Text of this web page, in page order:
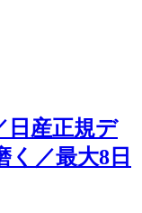
日産正規デ
く／最大8日